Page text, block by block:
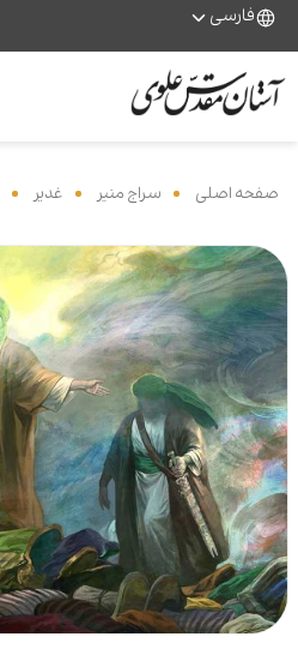
فارسی
صفحه اصلی سراج منیر غدیر